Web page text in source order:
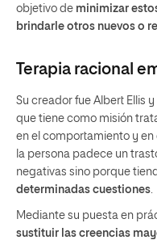
objetivo de minimizar
brindarle otros nuevos o
Terapia racional
Su creador fue Albert Ellis
que tiene como misión
en el comportamiento y
la persona padece un
negativas sino porque
determinadas cuestiones.
Mediante su puesta en
sustituir las creencias